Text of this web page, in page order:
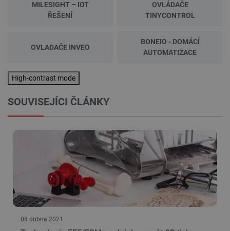
MILESIGHT – IOT
ŘEŠENÍ
OVLÁDAČE
TINYCONTROL
OVLADAČE INVEO
BONEIO - DOMÁCÍ
AUTOMATIZACE
High-contrast mode
SOUVISEJÍCI ČLÁNKY
08 dubna 2021